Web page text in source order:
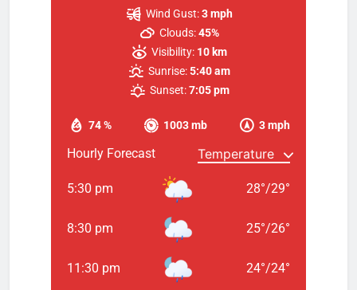
74 % 1003 mb 3 mph
Wind Gust:3 mph
Clouds:45%
Visibility: 10 km
Sunrise:5:40 am
Sunset: 7:05 pm
Hourly Forecast
5:30 pm 28°/29°
8:30 pm 25°/26°
11:30 pm 24°/24°